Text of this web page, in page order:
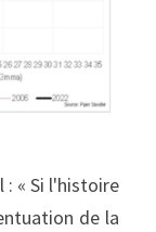
: « Si l'histoire
de la